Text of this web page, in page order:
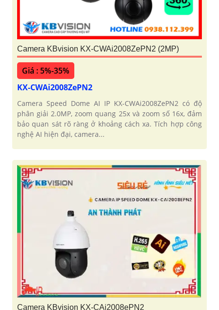
Camera KBvision KX-CWAi2008ZePN2 (2MP)
Giá : 5%-35%
KX-CWAi2008ZePN2
Camera Speed Dome AI IP KX-CWAi2008ZePN2 có độ
phân giải 2.0MP, zoom quang 25x và zoom số 16x, đảm
bảo quan sát rõ ràng ở khoảng cách xa. Tích hợp công
nghệ AI hiện đại, camera...
Camera KBvision KX-CAi2008ePN2